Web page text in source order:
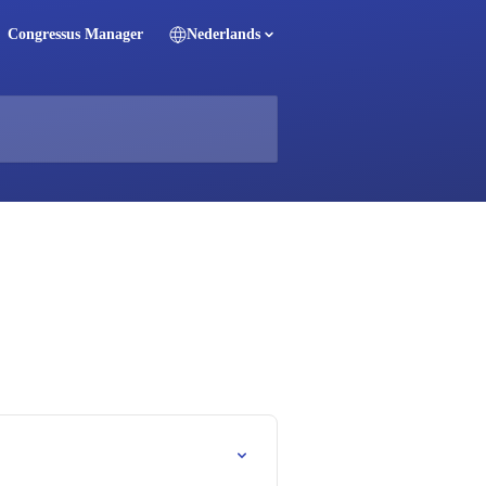
Congressus Manager Nederlands